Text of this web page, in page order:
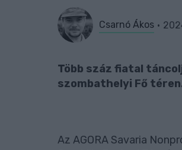
Csarnó Ákos
Több száz fiatal
szombathelyi Fő
Az AGORA Savaria